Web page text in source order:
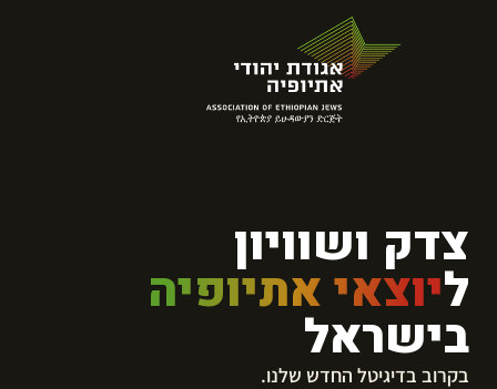
צדק ושוויון
ליוצאי אתיופיה
בישראל
בקרוב בדיגיטל החדש שלנו.